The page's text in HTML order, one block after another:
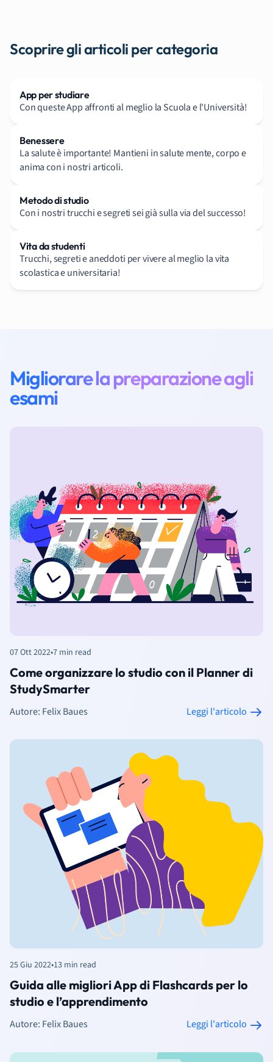
Scoprire gli articoli per categoria
App per studiare
Con queste App affronti al meglio la Scuola e l'Università!
Benessere
La salute è importante! Mantieni in salute mente, corpo e
anima con i nostri articoli.
Metodo di studio
Con i nostri trucchi e segreti sei già sulla via del successo!
Vita da studenti
Trucchi, segreti e aneddoti per vivere al meglio la vita
scolastica e universitaria!
Migliorare la preparazione agli
esami
07 Ott 2022•7 min read
Come organizzare lo studio con il Planner di
StudySmarter
Autore: Felix Baues Leggi l'articolo
25 Giu 2022•13 min read
Guida alle migliori App di Flashcards per lo
studio e l’apprendimento
Autore: Felix Baues Leggi l'articolo